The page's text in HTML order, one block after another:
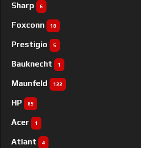
Sharp 6
Foxconn 18
Prestigio 5
Bauknecht 1
Maunfeld 122
HP 89
Acer 1
Atlant 4